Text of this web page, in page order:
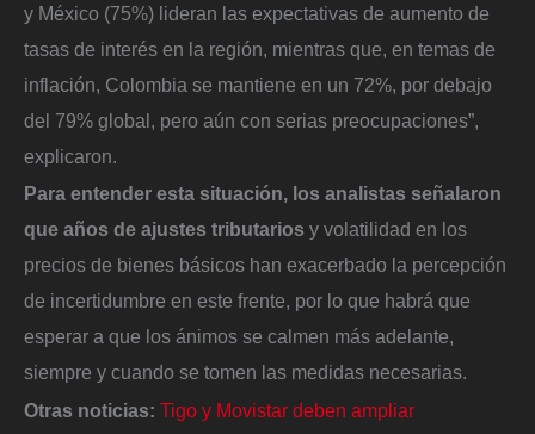
y México (75%) lideran las expectativas de aumento de
tasas de interés en la región, mientras que, en temas de
inflación, Colombia se mantiene en un 72%, por debajo
del 79% global, pero aún con serias preocupaciones”,
explicaron.
Para entender esta situación, los analistas señalaron
que años de ajustes tributarios y volatilidad en los
precios de bienes básicos han exacerbado la percepción
de incertidumbre en este frente, por lo que habrá que
esperar a que los ánimos se calmen más adelante,
siempre y cuando se tomen las medidas necesarias.
Otras noticias: Tigo y Movistar deben ampliar